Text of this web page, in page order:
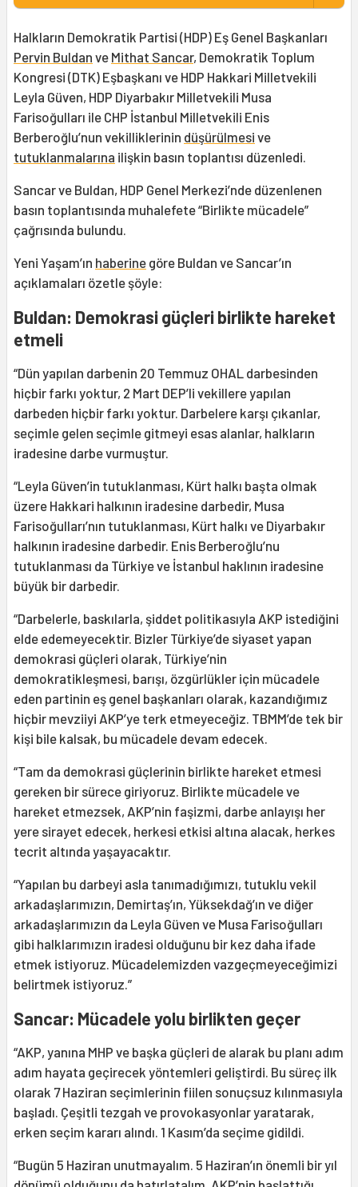
Halkların Demokratik Partisi (HDP) Eş Genel Başkanları
Pervin Buldan ve Mithat Sancar, Demokratik Toplum
Kongresi (DTK) Eşbaşkanı ve HDP Hakkari Milletvekili
Leyla Güven, HDP Diyarbakır Milletvekili Musa
Farisoğulları ile CHP İstanbul Milletvekili Enis
Berberoğlu’nun vekilliklerinin düşürülmesi ve
tutuklanmalarına ilişkin basın toplantısı düzenledi.
Sancar ve Buldan, HDP Genel Merkezi’nde düzenlenen
basın toplantısında muhalefete “Birlikte mücadele”
çağrısında bulundu.
Yeni Yaşam’ın haberine göre Buldan ve Sancar’ın
açıklamaları özetle şöyle:
Buldan: Demokrasi güçleri birlikte hareket
etmeli
“Dün yapılan darbenin 20 Temmuz OHAL darbesinden
hiçbir farkı yoktur, 2 Mart DEP’li vekillere yapılan
darbeden hiçbir farkı yoktur. Darbelere karşı çıkanlar,
seçimle gelen seçimle gitmeyi esas alanlar, halkların
iradesine darbe vurmuştur.
“Leyla Güven’in tutuklanması, Kürt halkı başta olmak
üzere Hakkari halkının iradesine darbedir, Musa
Farisoğulları’nın tutuklanması, Kürt halkı ve Diyarbakır
halkının iradesine darbedir. Enis Berberoğlu’nu
tutuklanması da Türkiye ve İstanbul haklının iradesine
büyük bir darbedir.
“Darbelerle, baskılarla, şiddet politikasıyla AKP istediğini
elde edemeyecektir. Bizler Türkiye’de siyaset yapan
demokrasi güçleri olarak, Türkiye’nin
demokratikleşmesi, barışı, özgürlükler için mücadele
eden partinin eş genel başkanları olarak, kazandığımız
hiçbir mevziiyi AKP’ye terk etmeyeceğiz. TBMM’de tek bir
kişi bile kalsak, bu mücadele devam edecek.
“Tam da demokrasi güçlerinin birlikte hareket etmesi
gereken bir sürece giriyoruz. Birlikte mücadele ve
hareket etmezsek, AKP’nin faşizmi, darbe anlayışı her
yere sirayet edecek, herkesi etkisi altına alacak, herkes
tecrit altında yaşayacaktır.
“Yapılan bu darbeyi asla tanımadığımızı, tutuklu vekil
arkadaşlarımızın, Demirtaş’ın, Yüksekdağ’ın ve diğer
arkadaşlarımızın da Leyla Güven ve Musa Farisoğulları
gibi halklarımızın iradesi olduğunu bir kez daha ifade
etmek istiyoruz. Mücadelemizden vazgeçmeyeceğimizi
belirtmek istiyoruz.”
Sancar: Mücadele yolu birlikten geçer
“AKP, yanına MHP ve başka güçleri de alarak bu planı adım
adım hayata geçirecek yöntemleri geliştirdi. Bu süreç ilk
olarak 7 Haziran seçimlerinin fiilen sonuçsuz kılınmasıyla
başladı. Çeşitli tezgah ve provokasyonlar yaratarak,
erken seçim kararı alındı. 1 Kasım’da seçime gidildi.
“Bugün 5 Haziran unutmayalım. 5 Haziran’ın önemli bir yıl